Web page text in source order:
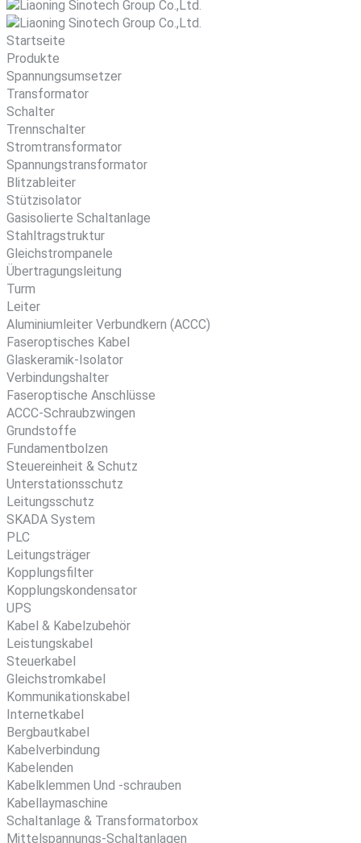
Startseite
Produkte
Spannungsumsetzer
Transformator
Schalter
Trennschalter
Stromtransformator
Spannungstransformator
Blitzableiter
Stützisolator
Gasisolierte Schaltanlage
Stahltragstruktur
Gleichstrompanele
Übertragungsleitung
Turm
Leiter
Aluminiumleiter Verbundkern (ACCC)
Faseroptisches Kabel
Glaskeramik-Isolator
Verbindungshalter
Faseroptische Anschlüsse
ACCC-Schraubzwingen
Grundstoffe
Fundamentbolzen
Steuereinheit & Schutz
Unterstationsschutz
Leitungsschutz
SKADA System
PLC
Leitungsträger
Kopplungsfilter
Kopplungskondensator
UPS
Kabel & Kabelzubehör
Leistungskabel
Steuerkabel
Gleichstromkabel
Kommunikationskabel
Internetkabel
Bergbautkabel
Kabelverbindung
Kabelenden
Kabelklemmen Und -schrauben
Kabellaymaschine
Schaltanlage & Transformatorbox
Mittelspannungs-Schaltanlagen